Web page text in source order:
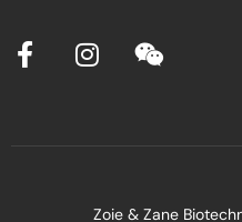
Zoie & Zane